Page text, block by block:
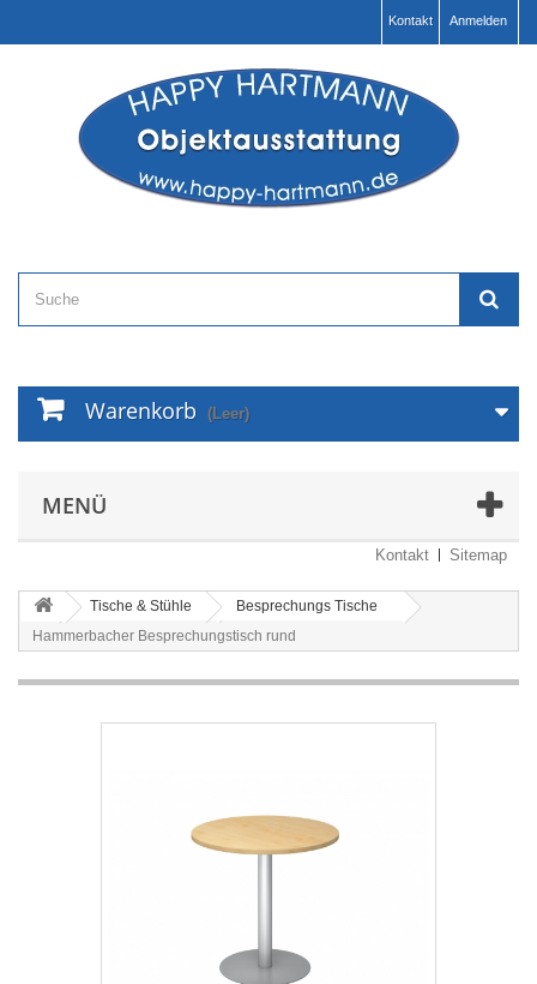
Anmelden
Kontakt
Warenkorb (Leer)
MENÜ
Kontakt Sitemap
Tische & Stühle
Besprechungs Tische
Hammerbacher Besprechungstisch rund